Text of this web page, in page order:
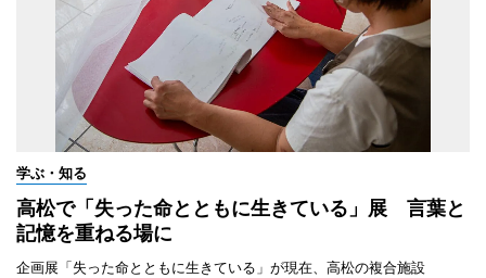
学ぶ・知る
高松で「失った命とともに生きている」展 言葉と
記憶を重ねる場に
企画展「失った命とともに生きている」が現在、高松の複合施設